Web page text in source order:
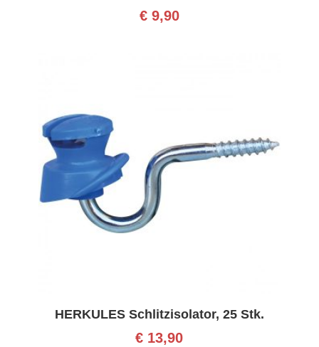
€9,90
HERKULES Schlitzisolator, 25 Stk.
€ 13,90